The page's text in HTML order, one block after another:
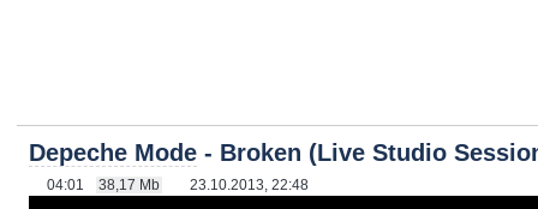
Depeche Mode - Broken (Live Studio
04:01 38,17 Mb 23.10.2013, 22:48